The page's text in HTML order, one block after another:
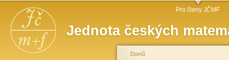
Jednota českých
Hlavní menu Pro členy JČMF
Domů